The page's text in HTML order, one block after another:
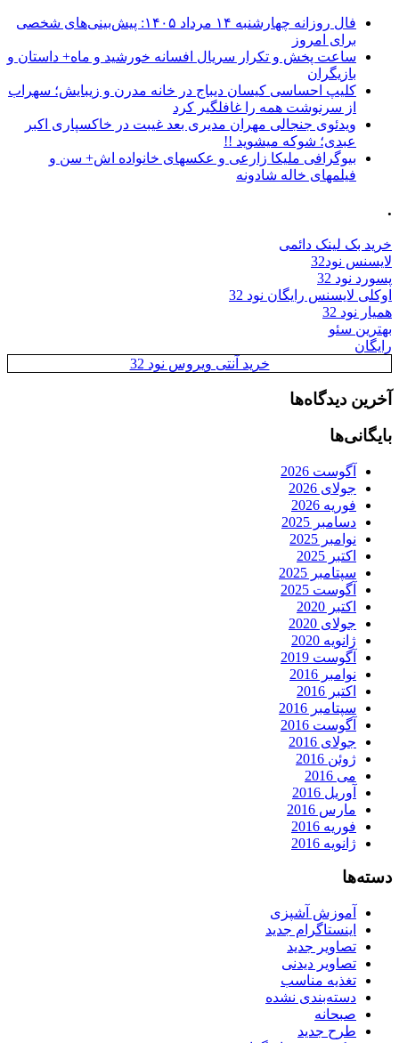
فال روزانه چهارشنبه ۱۴ مرداد ۱۴۰۵: پیش‌بینی‌های شخصی
برای امروز
ساعت پخش و تکرار سریال افسانه خورشید و ماه+ داستان و
بازیگران
کلیپ احساسی کیسان دیباج در خانه مدرن و زیبایش؛ سهراب
از سرنوشت همه را غافلگیر کرد
ویدئوی جنجالی مهران مدیری بعد غیبت در خاکسپاری اکبر
عبدی؛ شوکه میشوید !!
بیوگرافی ملیکا زارعی و عکسهای خانواده اش+ سن و
فیلمهای خاله شادونه
.
خرید بک لینک دائمی
لایسنس نود32
پسورد نود 32
اوکلی لایسنس رایگان نود 32
همیار نود 32
بهترین سئو
رایگان
خرید آنتی ویروس نود 32
آخرین دیدگاه‌ها
بایگانی‌ها
آگوست 2026
جولای 2026
فوریه 2026
دسامبر 2025
نوامبر 2025
اکتبر 2025
سپتامبر 2025
آگوست 2025
اکتبر 2020
جولای 2020
ژانویه 2020
آگوست 2019
نوامبر 2016
اکتبر 2016
سپتامبر 2016
آگوست 2016
جولای 2016
ژوئن 2016
می 2016
آوریل 2016
مارس 2016
فوریه 2016
ژانویه 2016
دسته‌ها
آموزش آشپزی
اینستاگرام جدید
تصاویر جدید
تصاویر دیدنی
تغذیه مناسب
دسته‌بندی نشده
صبحانه
طرح جدید